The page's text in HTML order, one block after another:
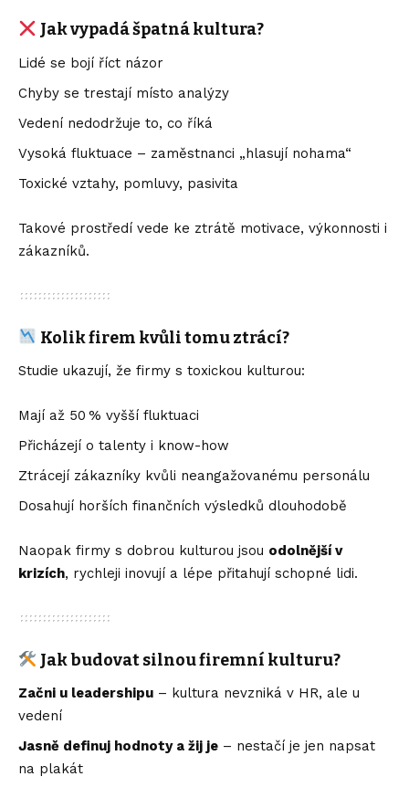
Jak vypadá špatná kultura?
Lidé se bojí říct názor
Chyby se trestají místo analýzy
Vedení nedodržuje to, co říká
Vysoká fluktuace – zaměstnanci „hlasují nohama“
Toxické vztahy, pomluvy, pasivita
Takové prostředí vede ke ztrátě motivace, výkonnosti i
zákazníků.
Kolik firem kvůli tomu ztrácí?
Studie ukazují, že firmy s toxickou kulturou:
Mají až 50 % vyšší fluktuaci
Přicházejí o talenty i know-how
Ztrácejí zákazníky kvůli neangažovanému personálu
Dosahují horších finančních výsledků dlouhodobě
Naopak firmy s dobrou kulturou jsou odolnější v
krizích, rychleji inovují a lépe přitahují schopné lidi.
Jak budovat silnou firemní kulturu?
Začni u leadershipu – kultura nevzniká v HR, ale u
vedení
Jasně definuj hodnoty a žij je – nestačí je jen napsat
na plakát